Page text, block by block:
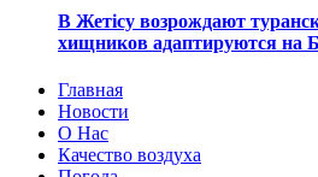
В Жетісу возрождают
хищников адаптируются на
Главная
Новости
О Нас
Качество воздуха